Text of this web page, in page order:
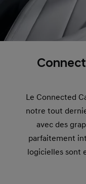
Le Connected
notre tout
avec des
parfaitement
logicielles sont